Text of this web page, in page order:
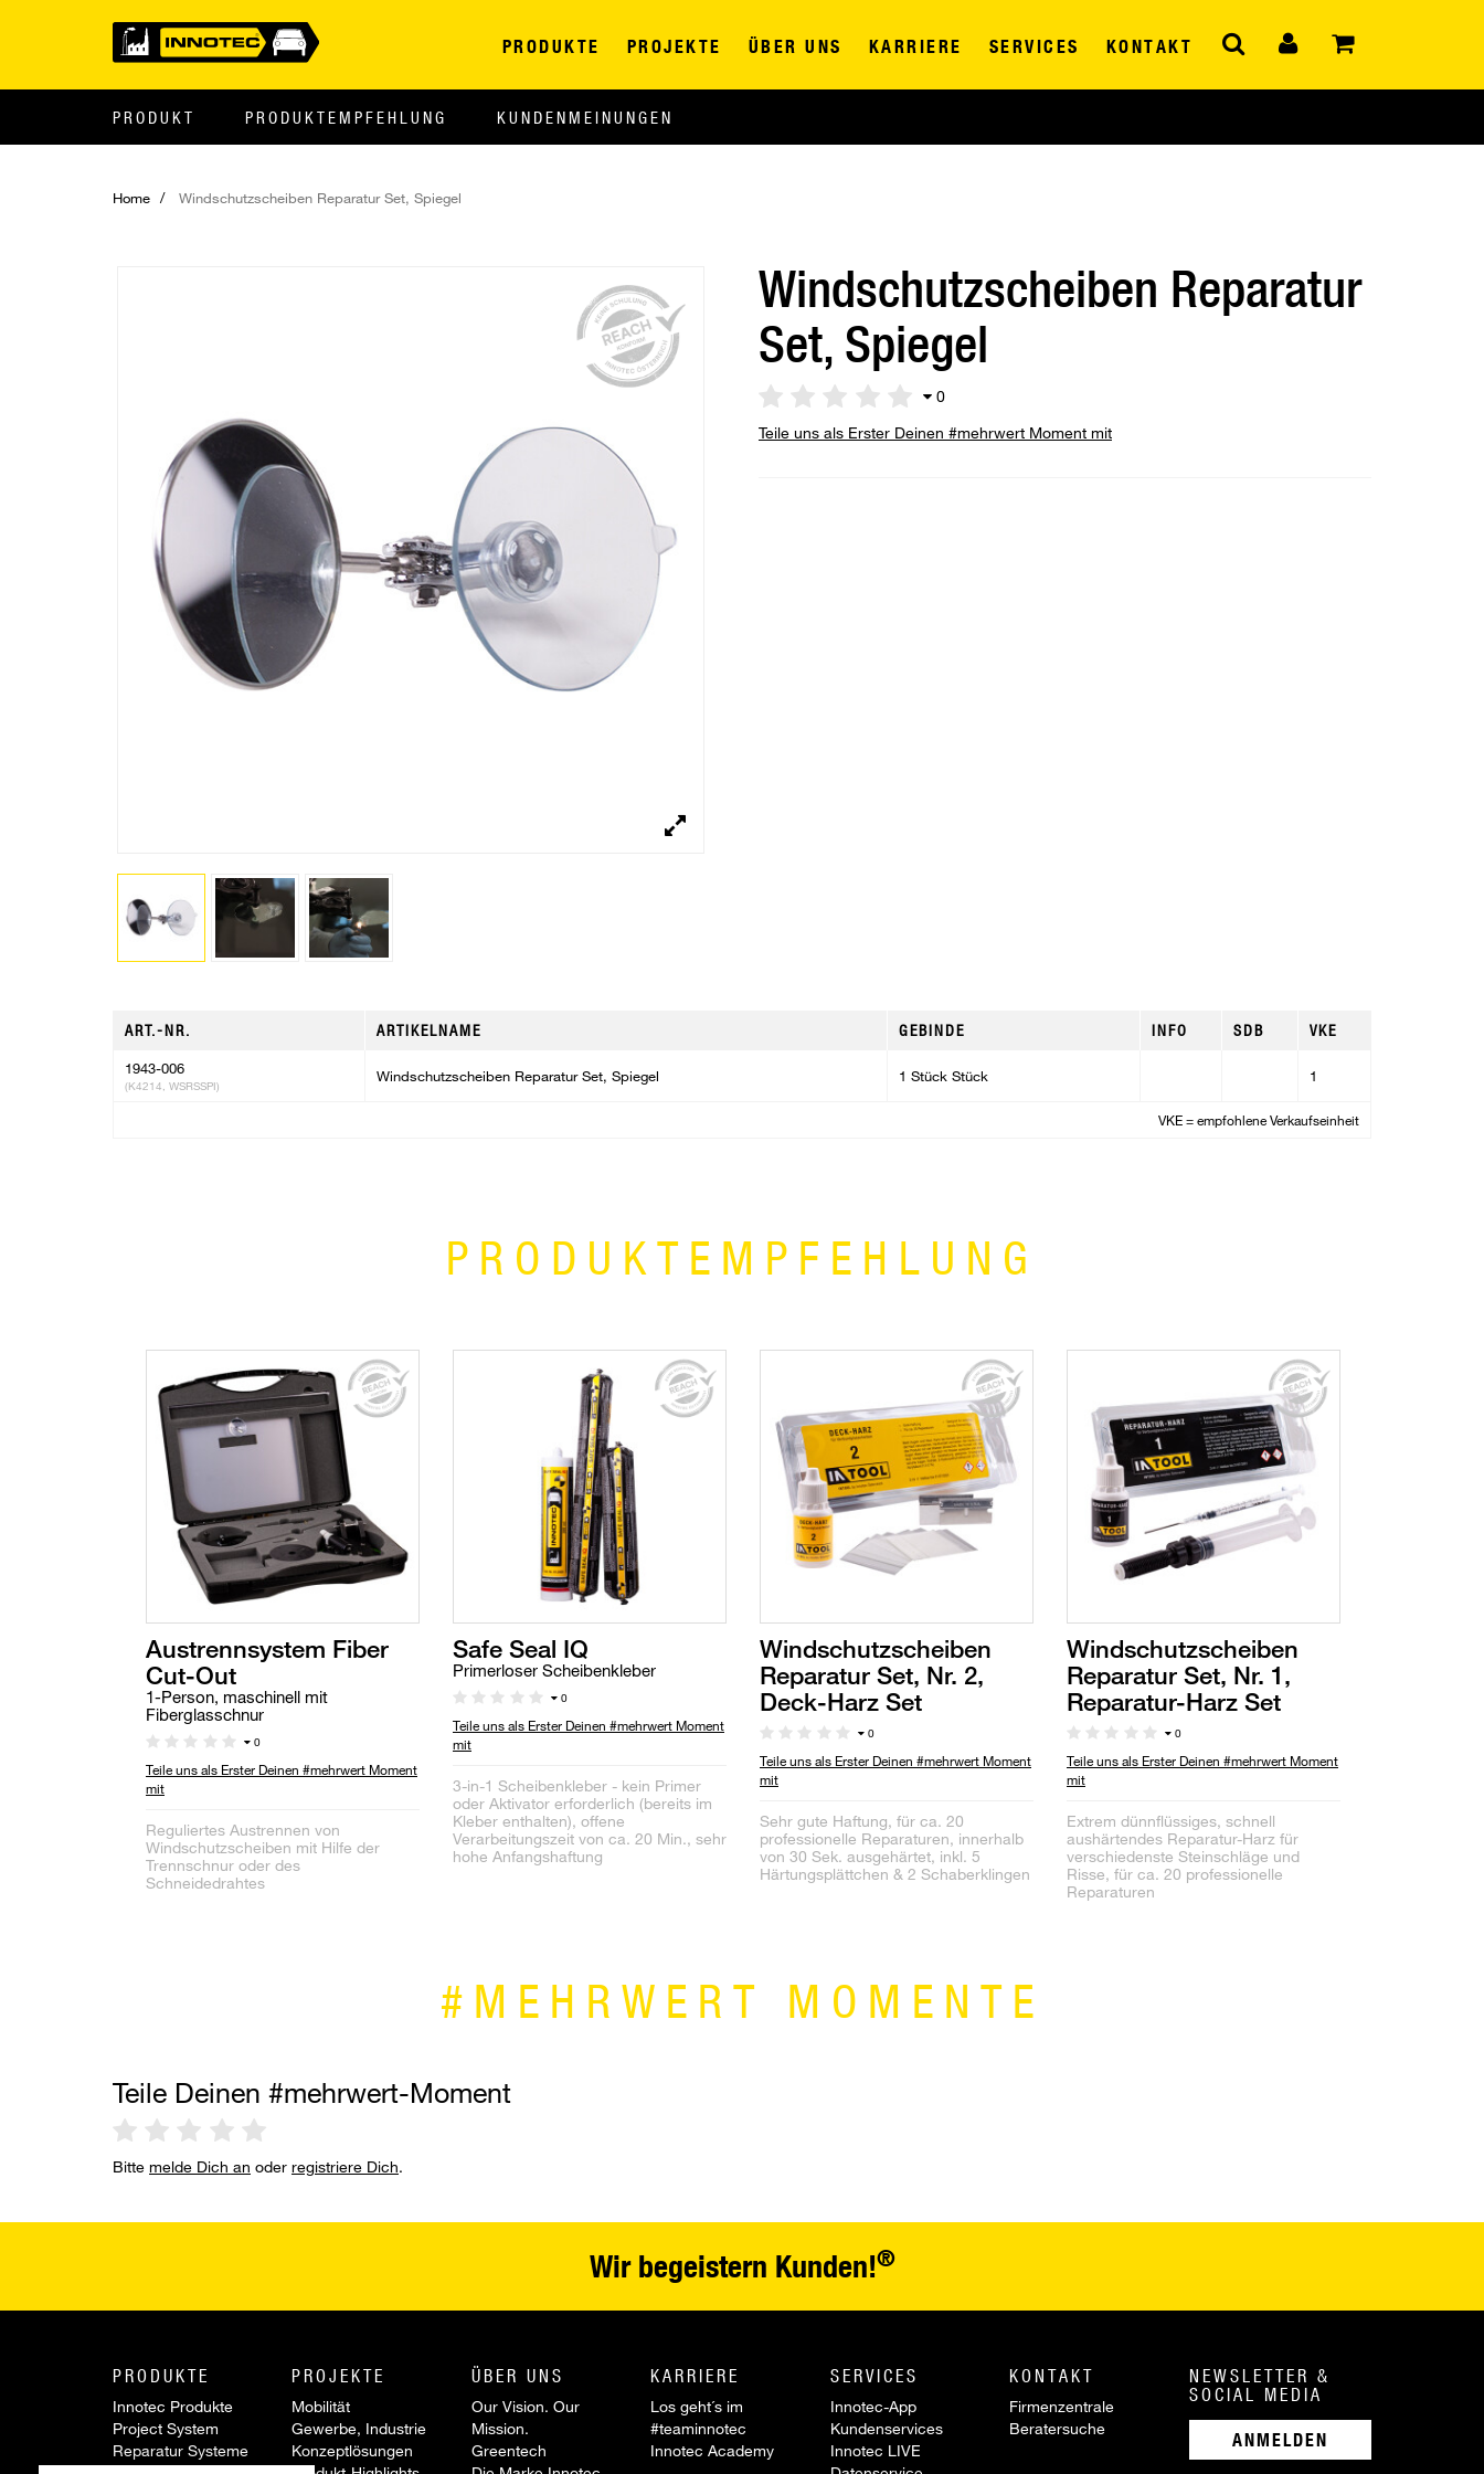
PRODUKTE PROJEKTE ÜBER UNS KARRIERE SERVICES KONTAKT
PRODUKT PRODUKTEMPFEHLUNG KUNDENMEINUNGEN
Home Windschutzscheiben Reparatur Set, Spiegel
Windschutzscheiben Reparatur
Set, Spiegel
0
Teile uns als Erster Deinen #mehrwert Moment mit
ART.-NR. ARTIKELNAME GEBINDE INFO SDB VKE
1943-006
(K4214, WSRSSPI)
Windschutzscheiben Reparatur Set, Spiegel 1 Stück Stück 1
VKE = empfohlene Verkaufseinheit
PRODUKTEMPFEHLUNG
Austrennsystem Fiber
Cut-Out
1-Person, maschinell mit
Fiberglasschnur
0
Teile uns als Erster Deinen #mehrwert Moment
mit
Reguliertes Austrennen von
Windschutzscheiben mit Hilfe der
Trennschnur oder des
Schneidedrahtes
Safe Seal IQ
Primerloser Scheibenkleber
0
Teile uns als Erster Deinen #mehrwert Moment
mit
3-in-1 Scheibenkleber - kein Primer
oder Aktivator erforderlich (bereits im
Kleber enthalten), offene
Verarbeitungszeit von ca. 20 Min., sehr
hohe Anfangshaftung
Windschutzscheiben
Reparatur Set, Nr. 2,
Deck-Harz Set
0
Teile uns als Erster Deinen #mehrwert Moment
mit
Sehr gute Haftung, für ca. 20
professionelle Reparaturen, innerhalb
von 30 Sek. ausgehärtet, inkl. 5
Härtungsplättchen & 2 Schaberklingen
Windschutzscheiben
Reparatur Set, Nr. 1,
Reparatur-Harz Set
0
Teile uns als Erster Deinen #mehrwert Moment
mit
Extrem dünnflüssiges, schnell
aushärtendes Reparatur-Harz für
verschiedenste Steinschläge und
Risse, für ca. 20 professionelle
Reparaturen
#MEHRWERT MOMENTE
Teile Deinen #mehrwert-Moment
Bitte melde Dich an oder registriere Dich.
Wir begeistern Kunden!®
PRODUKTE
Innotec Produkte
Project System
Reparatur Systeme
PROJEKTE
Mobilität
Gewerbe, Industrie
Konzeptlösungen
ÜBER UNS
Our Vision. Our
Mission.
Greentech
KARRIERE
Los geht´s im
#teaminnotec
Innotec Academy
SERVICES
Innotec-App
Kundenservices
Innotec LIVE
KONTAKT
Firmenzentrale
Beratersuche
NEWSLETTER &
SOCIAL MEDIA
ANMELDEN